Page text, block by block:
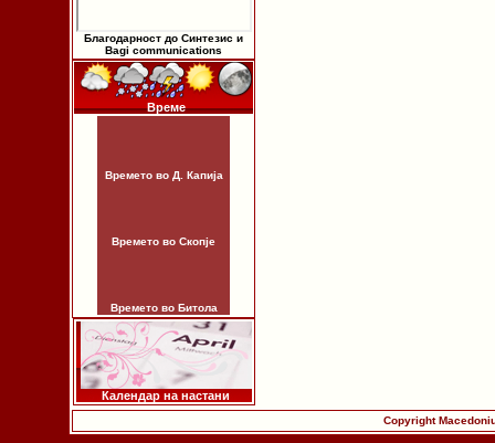
Благодарност до Синтезис и
Bagi communications
Време
Времето во Д. Капија
Времето во Скопје
Времето во Битола
Календар на настани
Copyright